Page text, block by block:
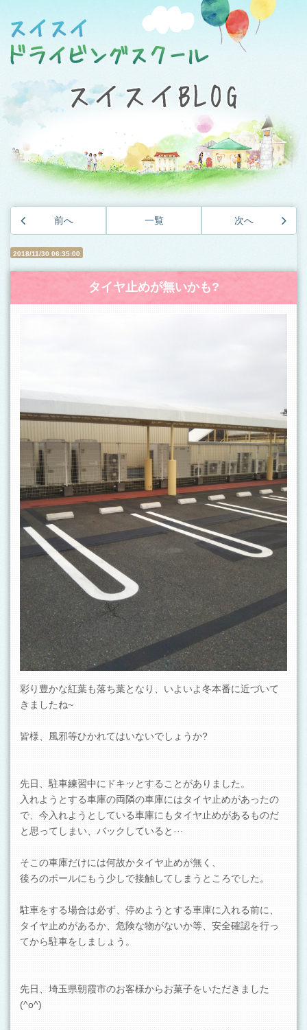
前へ 一覧 次へ
2018/11/30 06:35:00
タイヤ止めが無いかも?
彩り豊かな紅葉も落ち葉となり、いよいよ冬本番に近づいて
きましたね~
皆様、風邪等ひかれてはいないでしょうか?
先日、駐車練習中にドキッとすることがありました。
入れようとする車庫の両隣の車庫にはタイヤ止めがあったの
で、今入れようとしている車庫にもタイヤ止めがあるものだ
と思ってしまい、バックしていると···
そこの車庫だけには何故かタイヤ止めが無く、
後ろのポールにもう少しで接触してしまうところでした。
駐車をする場合は必ず、停めようとする車庫に入れる前に、
タイヤ止めがあるか、危険な物がないか等、安全確認を行っ
てから駐車をしましょう。
先日、埼玉県朝霞市のお客様からお菓子をいただきました
(^o^)